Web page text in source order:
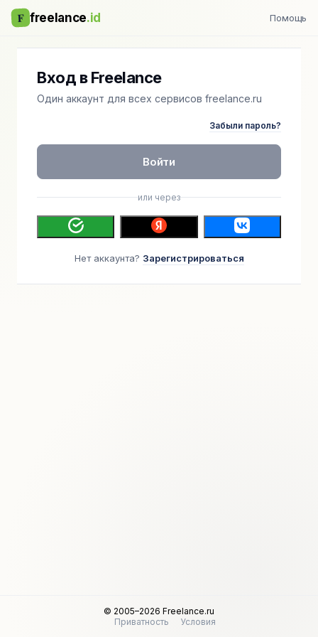
F freelance.id Помощь
Вход в Freelance
Один аккаунт для всех сервисов freelance.ru
Забыли пароль?
Войти
или через
Нет аккаунта? Зарегистрироваться
© 2005–2026 Freelance.ru
Приватность
Условия